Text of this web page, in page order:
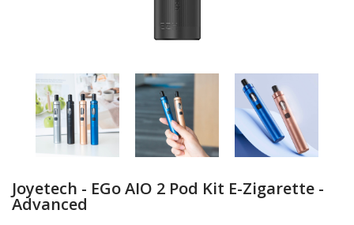
Joyetech - EGo AIO 2 Pod Kit E-Zigarette -
Advanced